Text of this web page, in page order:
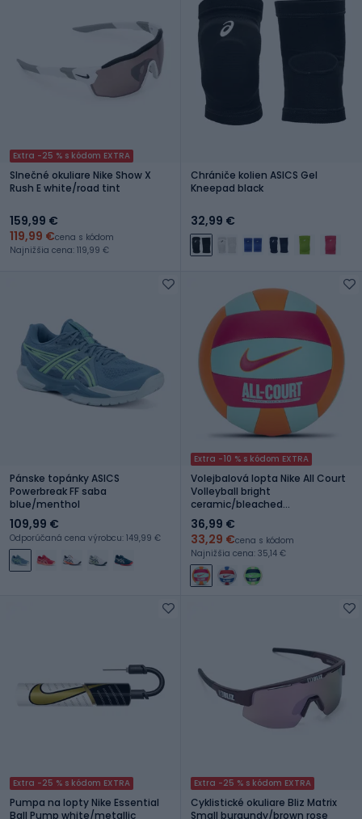
Extra -25 % s kódom EXTRA
Slnečné okuliare Nike Show X
Rush E white/road tint
159,99 €
119,99 €cena s kódom
Najnižšia cena: 119,99 €
Chrániče kolien ASICS Gel
Kneepad black
32,99 €
Pánske topánky ASICS
Powerbreak FF saba
blue/menthol
109,99 €
Odporúčaná cena výrobcu: 149,99 €
Extra -10 % s kódom EXTRA
Volejbalová lopta Nike All Court
Volleyball bright
ceramic/bleached
turquoise/rush pink veľkosť 5
36,99 €
33,29 €cena s kódom
Najnižšia cena: 35,14 €
Extra -25 % s kódom EXTRA
Pumpa na lopty Nike Essential
Ball Pump white/metallic
Extra -25 % s kódom EXTRA
Cyklistické okuliare Bliz Matrix
Small burgundy/brown rose